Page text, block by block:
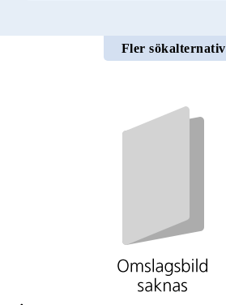
Fler sökalternativ